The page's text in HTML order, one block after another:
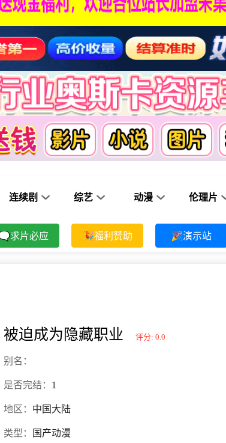
连续剧 综艺 动漫 伦理片
求片必应 🎉福利赞助 🎉演示站
被迫成为隐藏职业 评分: 0.0
别名：
是否完结： 1
地区： 中国大陆
类型： 国产动漫